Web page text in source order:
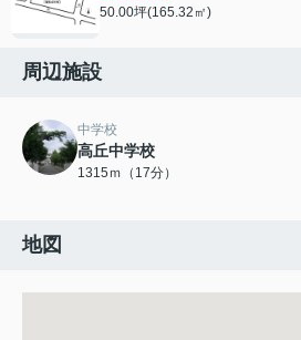
50.00坪(165.32㎡)
周辺施設
中学校
高丘中学校
1315ｍ（17分）
地図